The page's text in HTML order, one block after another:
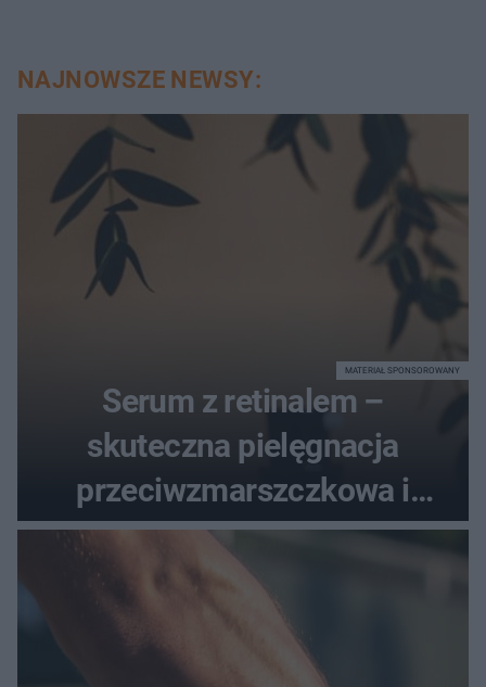
NAJNOWSZE NEWSY:
Serum z retinalem –
skuteczna pielęgnacja
przeciwzmarszczkowa i
regenerująca
MATERIAŁ SPONSOROWANY